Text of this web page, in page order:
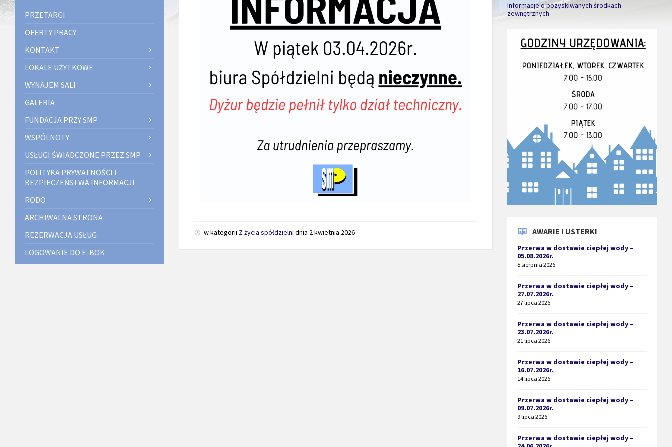
w kategorii Z życia spółdzielni dnia 2 kwietnia 2026
PRZETARGI
OFERTY PRACY
KONTAKT
LOKALE UŻYTKOWE
WYNAJEM SALI
GALERIA
FUNDACJA PRZY SMP
WSPÓLNOTY
USŁUGI ŚWIADCZONE PRZEZ SMP
POLITYKA PRYWATNOŚCI I
BEZPIECZEŃSTWA INFORMACJI
RODO
ARCHIWALNA STRONA
REZERWACJA USŁUG
LOGOWANIE DO E-BOK
Informacje o pozyskiwanych środkach
zewnętrznych
AWARIE I USTERKI
Przerwa w dostawie ciepłej wody –
05.08.2026r.
5 sierpnia 2026
Przerwa w dostawie ciepłej wody –
27.07.2026r.
27 lipca 2026
Przerwa w dostawie ciepłej wody –
23.07.2026r.
21 lipca 2026
Przerwa w dostawie ciepłej wody –
16.07.2026r.
14 lipca 2026
Przerwa w dostawie ciepłej wody –
09.07.2026r.
9 lipca 2026
Przerwa w dostawie ciepłej wody –